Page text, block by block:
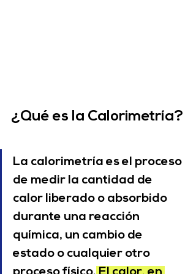
¿Qué es la Calorimetría?
La calorimetría es el proceso
de medir la cantidad de
calor liberado o absorbido
durante una reacción
química, un cambio de
estado o cualquier otro